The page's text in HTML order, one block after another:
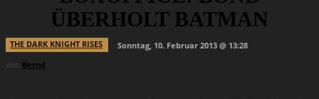
ÜBERHOLT BATMAN
THE DARK KNIGHT RISES
Sonntag, 10. Februar 2013 @ 13:28
von Bernd